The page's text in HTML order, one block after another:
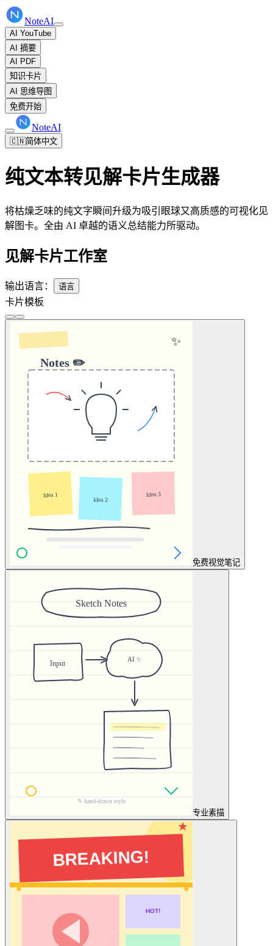
NoteAI
AI YouTube
AI 摘要
AI PDF
知识卡片
AI 思维导图
免费开始
NoteAI
🇨🇳简体中文
纯文本转见解卡片生成器
将枯燥乏味的纯文字瞬间升级为吸引眼球又高质感的可视化见
解图卡。全由 AI 卓越的语义总结能力所驱动。
见解卡片工作室
输出语言： 语言
卡片模板
免费视觉笔记
专业素描